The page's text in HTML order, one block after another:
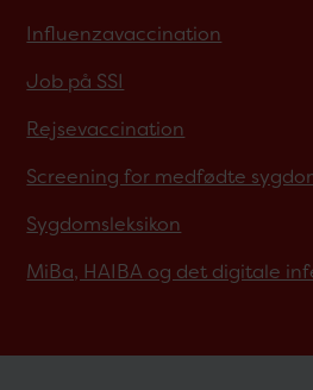
Influenzavaccination
Job på SSI
Rejsevaccination
Screening for medfødte
Sygdomsleksikon
MiBa, HAIBA og det digitale